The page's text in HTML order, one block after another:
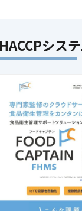
シス